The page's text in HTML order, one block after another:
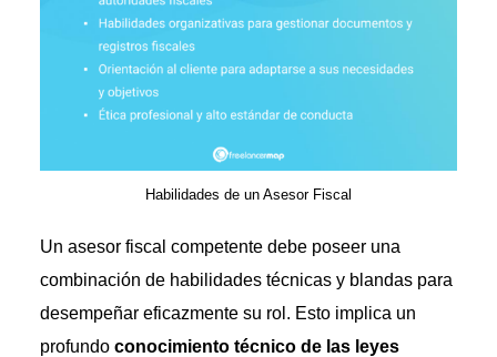
Habilidades de un Asesor Fiscal
Un asesor fiscal competente debe poseer una
combinación de habilidades técnicas y blandas para
desempeñar eficazmente su rol. Esto implica un
profundo conocimiento técnico de las leyes